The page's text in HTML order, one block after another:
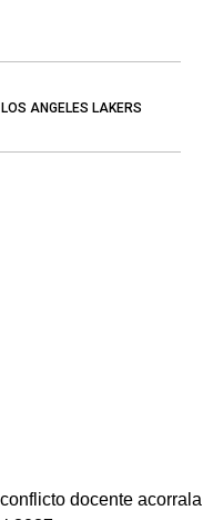
LOS ANGELES LAKERS